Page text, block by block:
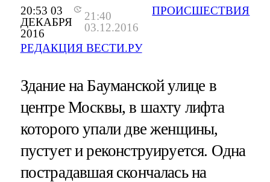
20:53 03
ДЕКАБРЯ
2016
21:40
03.12.2016
РЕДАКЦИЯ ВЕСТИ.РУ
ПРОИСШЕСТВИЯ
Здание на Бауманской улице в
центре Москвы, в шахту лифта
которого упали две женщины,
пустует и реконструируется. Одна
пострадавшая скончалась на